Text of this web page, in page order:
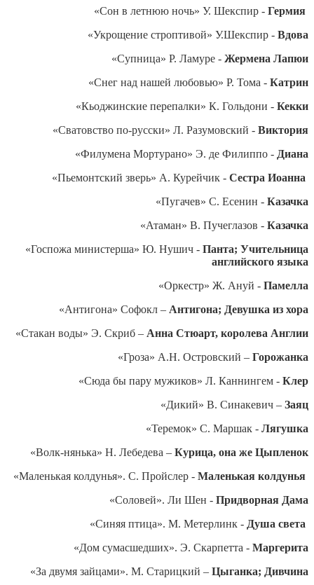
«Сон в летнюю ночь» У. Шекспир - Гермия
«Укрощение строптивой» У.Шекспир - Вдова
«Супница» Р. Ламуре - Жермена Лапюи
«Снег над нашей любовью» Р. Тома - Катрин
«Кьоджинские перепалки» К. Гольдони - Кекки
«Сватовство по-русски» Л. Разумовский - Виктория
«Филумена Мортурано» Э. де Филиппо - Диана
«Пьемонтский зверь» А. Курейчик - Сестра Иоанна
«Пугачев» С. Есенин - Казачка
«Атаман» В. Пучеглазов - Казачка
«Госпожа министерша» Ю. Нушич - Панта; Учительница
английского языка
«Оркестр» Ж. Ануй - Памелла
«Антигона» Софокл – Антигона; Девушка из хора
«Стакан воды» Э. Скриб – Анна Стюарт, королева Англии
«Гроза» А.Н. Островский – Горожанка
«Сюда бы пару мужиков» Л. Каннингем - Клер
«Дикий» В. Синакевич – Заяц
«Теремок» С. Маршак - Лягушка
«Волк-нянька» Н. Лебедева – Курица, она же Цыпленок
«Маленькая колдунья». С. Пройслер - Маленькая колдунья
«Соловей». Ли Шен - Придворная Дама
«Синяя птица». М. Метерлинк - Душа света
«Дом сумасшедших». Э. Скарпетта - Маргерита
«За двумя зайцами». М. Старицкий – Цыганка; Дивчина